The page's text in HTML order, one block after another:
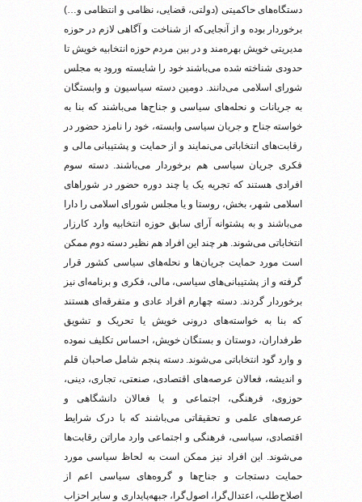
دستگاه‌های حاکمیتی (دولتی، قضایی، نظامی و انتظامی و…)
برخوردار بوده و از آنجایی‌که از شناخت و آگاهی لازم در حوزه
مدیریتی خویش بهره‌مند و در بین مردم حوزه انتخابیه خویش تا
حدودی شناخته شده می‌باشند خود را شایسته ورود به مجلس
شورای اسلامی می‌دانند. دومین دسته سیاسیون و وابستگان
به جریانات و نحله‌های سیاسی و جناح‌ها می‌باشند که بنا به
خواسته جناح و جریان سیاسی وابسته، خود را نامزد حضور در
رقابت‌های انتخاباتی می‌نمایند و از حمایت و پشتیبانی مالی و
فکری جریان سیاسی هم برخوردار می‌باشند. دسته سوم
افرادی هستند که تجریه یک یا چند دوره حضور در شوراهای
اسلامی شهر، بخش، روستا و یا مجلس شورای اسلامی را دارا
می‌باشند و به پشتوانه آرای سابق حوزه انتخابیه وارد کارزار
انتخاباتی می‌شوند. هر چند این افراد هم نظیر دسته دوم ممکن
است مورد حمایت جریان‌ها و نحله‌های سیاسی کشور قرار
گرفته و از پشتیبانی‌های سیاسی، مالی، فکری و برنامه‌ای نیز
برخوردار گردند. دسته چهارم افراد عادی و متفرقه‌ای هستند
که بنا به خواسته‌های درونی خویش یا تحریک و تشویق
طرفداران، دوستان و بستگان خویش، احساس تکلیف نموده
و وارد گود انتخاباتی می‌شوند. دسته پنجم شامل صاحبان قلم
و اندیشه، فعالان عرصه‌های اقتصادی، صنعتی، تجاری، دینی،
حوزوی، فرهنگی، اجتماعی و یا فعالان دانشگاهی و
عرصه‌های علمی و تحقیقاتی می‌باشند که با درک شرایط
اقتصادی، سیاسی، فرهنگی و اجتماعی وارد ماراتن رقابت‌ها
می‌شوند. این افراد نیز ممکن است به لحاظ سیاسی مورد
حمایت دستجات و جناح‌ها و گروه‌های سیاسی اعم از
اصلاح‌طلب، اعتدال‌گرا، اصول‌گرا، جبهه‌پایداری و سایر احزاب